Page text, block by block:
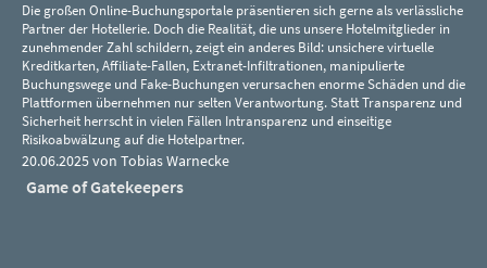
Die großen Online-Buchungsportale präsentieren sich gerne als verlässliche
Partner der Hotellerie. Doch die Realität, die uns unsere Hotelmitglieder in
zunehmender Zahl schildern, zeigt ein anderes Bild: unsichere virtuelle
Kreditkarten, Affiliate-Fallen, Extranet-Infiltrationen, manipulierte
Buchungswege und Fake-Buchungen verursachen enorme Schäden und die
Plattformen übernehmen nur selten Verantwortung. Statt Transparenz und
Sicherheit herrscht in vielen Fällen Intransparenz und einseitige
Risikoabwälzung auf die Hotelpartner.
20.06.2025 von Tobias Warnecke
Game of Gatekeepers